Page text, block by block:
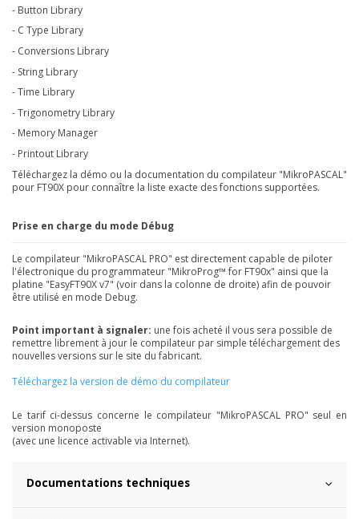
- Button Library
- C Type Library
- Conversions Library
- String Library
- Time Library
- Trigonometry Library
- Memory Manager
- Printout Library
Téléchargez la démo ou la documentation du compilateur "MikroPASCAL"
pour FT90X pour connaître la liste exacte des fonctions supportées.
Prise en charge du mode Débug
Le compilateur "MikroPASCAL PRO" est directement capable de piloter
l'électronique du programmateur "MikroProg™ for FT90x" ainsi que la
platine "EasyFT90X v7" (voir dans la colonne de droite) afin de pouvoir
être utilisé en mode Debug.
Point important à signaler: une fois acheté il vous sera possible de
remettre librement à jour le compilateur par simple téléchargement des
nouvelles versions sur le site du fabricant.
Téléchargez la version de démo du compilateur
Le tarif ci-dessus concerne le compilateur "MikroPASCAL PRO" seul en
version monoposte
(avec une licence activable via Internet).
Documentations techniques